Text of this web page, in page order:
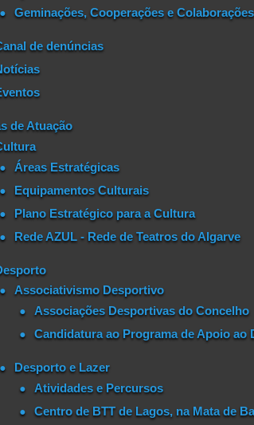
Geminações, Cooperações e Colaborações
de denúncias
de Atuação
Áreas Estratégicas
Equipamentos Culturais
Plano Estratégico para a Cultura
Rede AZUL - Rede de Teatros do Algarve
Associativismo Desportivo
Associações Desportivas do Concelho
Candidatura ao Programa de Apoio ao
Desporto e Lazer
Atividades e Percursos
Centro de BTT de Lagos, na Mata de